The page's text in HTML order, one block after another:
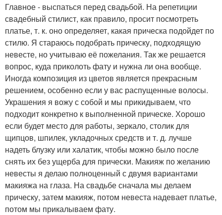
Главное - выспаться перед свадьбой. На репетиции
свадебный стилист, как правило, просит посмотреть
платье, т. к. оно определяет, какая прическа подойдет по
стилю. Я стараюсь подобрать прическу, подходящую
невесте, но учитываю её пожелания. Так же решается
вопрос, куда приколоть фату и нужна ли она вообще.
Иногда композиция из цветов является прекрасным
решением, особенно если у вас распущенные волосы.
Украшения я вожу с собой и мы прикидываем, что
подходит конкретно к выполненной прическе. Хорошо
если будет место для работы, зеркало, столик для
щипцов, шпилек, укладочных средств и т. д. лучше
надеть блузку или халатик, чтобы можно было после
снять их без ущерба для прически. Макияж по желанию
невесты я делаю полноценный с двумя вариантами
макияжа на глаза. На свадьбе сначала мы делаем
прическу, затем макияж, потом невеста надевает платье,
потом мы прикалываем фату.